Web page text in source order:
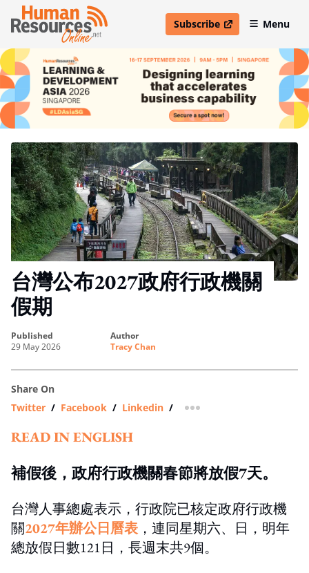
Subscribe
open in new windowMenu
台灣公布2027政府行政機關
假期
published
29 May 2026
author
Tracy Chan
Share On
Twitter / Facebook / Linkedin / more sharing option
READ IN ENGLISH
補假後，政府行政機關春節將放假7天。
台灣人事總處表示，行政院已核定政府行政機
關2027年辦公日曆表 ，連同星期六、日，明年
總放假日數121日，長週末共9個。